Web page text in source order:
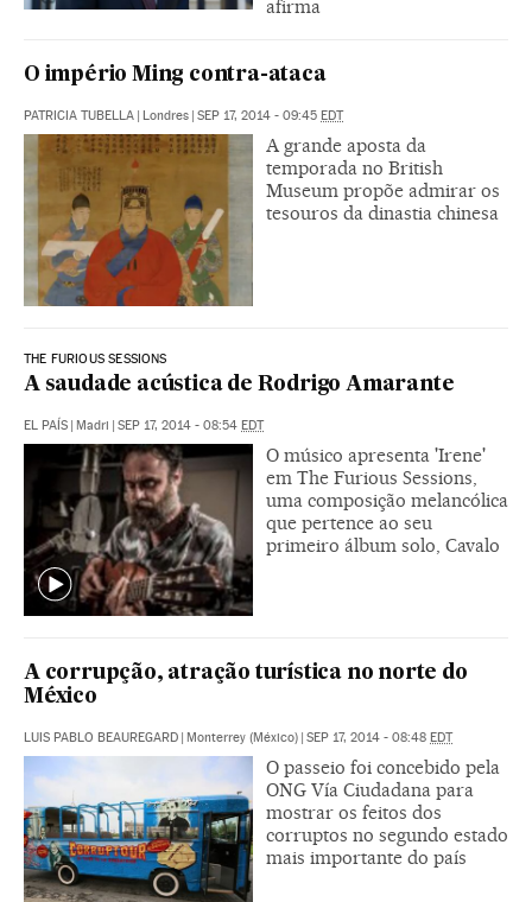
afirma
O império Ming contra-ataca
PATRICIA TUBELLA | Londres | SEP 17, 2014 - 09:45 EDT
A grande aposta da
temporada no British
Museum propõe admirar os
tesouros da dinastia chinesa
THE FURIOUS SESSIONS
A saudade acústica de Rodrigo Amarante
EL PAÍS | Madri | SEP 17, 2014 - 08:54 EDT
O músico apresenta 'Irene'
em The Furious Sessions,
uma composição melancólica
que pertence ao seu
primeiro álbum solo, Cavalo
A corrupção, atração turística no norte do
México
LUIS PABLO BEAUREGARD | Monterrey (México) | SEP 17, 2014 - 08:48 EDT
O passeio foi concebido pela
ONG Vía Ciudadana para
mostrar os feitos dos
corruptos no segundo estado
mais importante do país